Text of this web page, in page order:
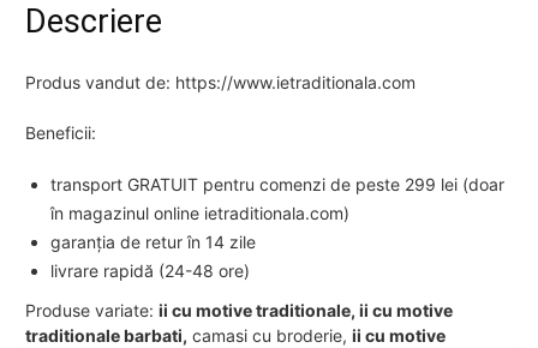
Descriere
Produs vandut de: https://www.ietraditionala.com
Beneficii:
transport GRATUIT pentru comenzi de peste 299 lei (doar
în magazinul online ietraditionala.com)
garanția de retur în 14 zile
livrare rapidă (24-48 ore)
Produse variate: ii cu motive traditionale, ii cu motive
traditionale barbati, camasi cu broderie, ii cu motive